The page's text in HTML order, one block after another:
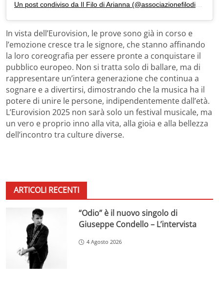
In vista dell’Eurovision, le prove sono già in corso e
l’emozione cresce tra le signore, che stanno affinando
la loro coreografia per essere pronte a conquistare il
pubblico europeo. Non si tratta solo di ballare, ma di
rappresentare un’intera generazione che continua a
sognare e a divertirsi, dimostrando che la musica ha il
potere di unire le persone, indipendentemente dall’età.
L’Eurovision 2025 non sarà solo un festival musicale, ma
un vero e proprio inno alla vita, alla gioia e alla bellezza
dell’incontro tra culture diverse.
ARTICOLI RECENTI
“Odio” è il nuovo singolo di
Giuseppe Condello – L’intervista
4 Agosto 2026